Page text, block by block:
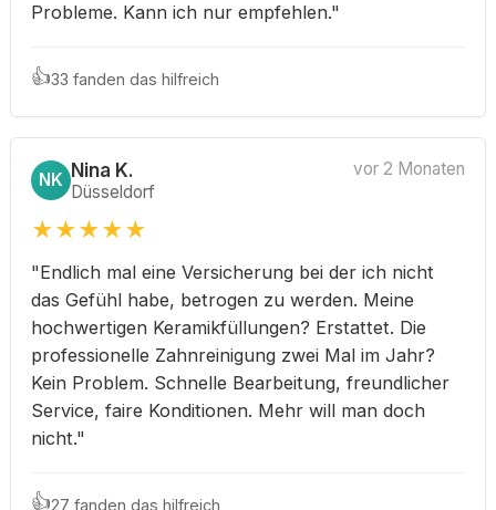
Probleme. Kann ich nur empfehlen."
👍33 fanden das hilfreich
NK Nina K.
Düsseldorf
vor 2 Monaten
★★★★★
"Endlich mal eine Versicherung bei der ich nicht
das Gefühl habe, betrogen zu werden. Meine
hochwertigen Keramikfüllungen? Erstattet. Die
professionelle Zahnreinigung zwei Mal im Jahr?
Kein Problem. Schnelle Bearbeitung, freundlicher
Service, faire Konditionen. Mehr will man doch
nicht."
👍27 fanden das hilfreich